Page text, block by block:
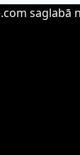
saglabā